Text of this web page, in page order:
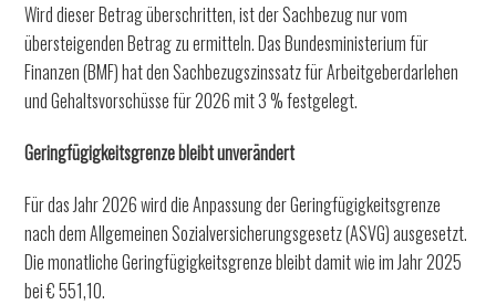
Wird dieser Betrag überschritten, ist der Sachbezug nur vom
übersteigenden Betrag zu ermitteln. Das Bundesministerium für
Finanzen (BMF) hat den Sachbezugszinssatz für Arbeitgeberdarlehen
und Gehaltsvorschüsse für 2026 mit 3 % festgelegt.
Geringfügigkeitsgrenze bleibt unverändert
Für das Jahr 2026 wird die Anpassung der Geringfügigkeitsgrenze
nach dem Allgemeinen Sozialversicherungsgesetz (ASVG) ausgesetzt.
Die monatliche Geringfügigkeitsgrenze bleibt damit wie im Jahr 2025
bei € 551,10.